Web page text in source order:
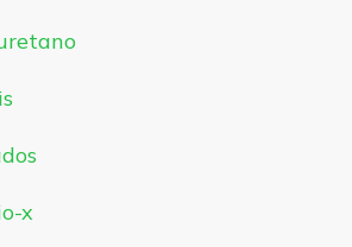
x